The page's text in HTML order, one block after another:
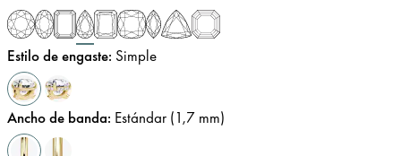
Estilo de engaste: Simple
Ancho de banda: Estándar (1,7 mm)